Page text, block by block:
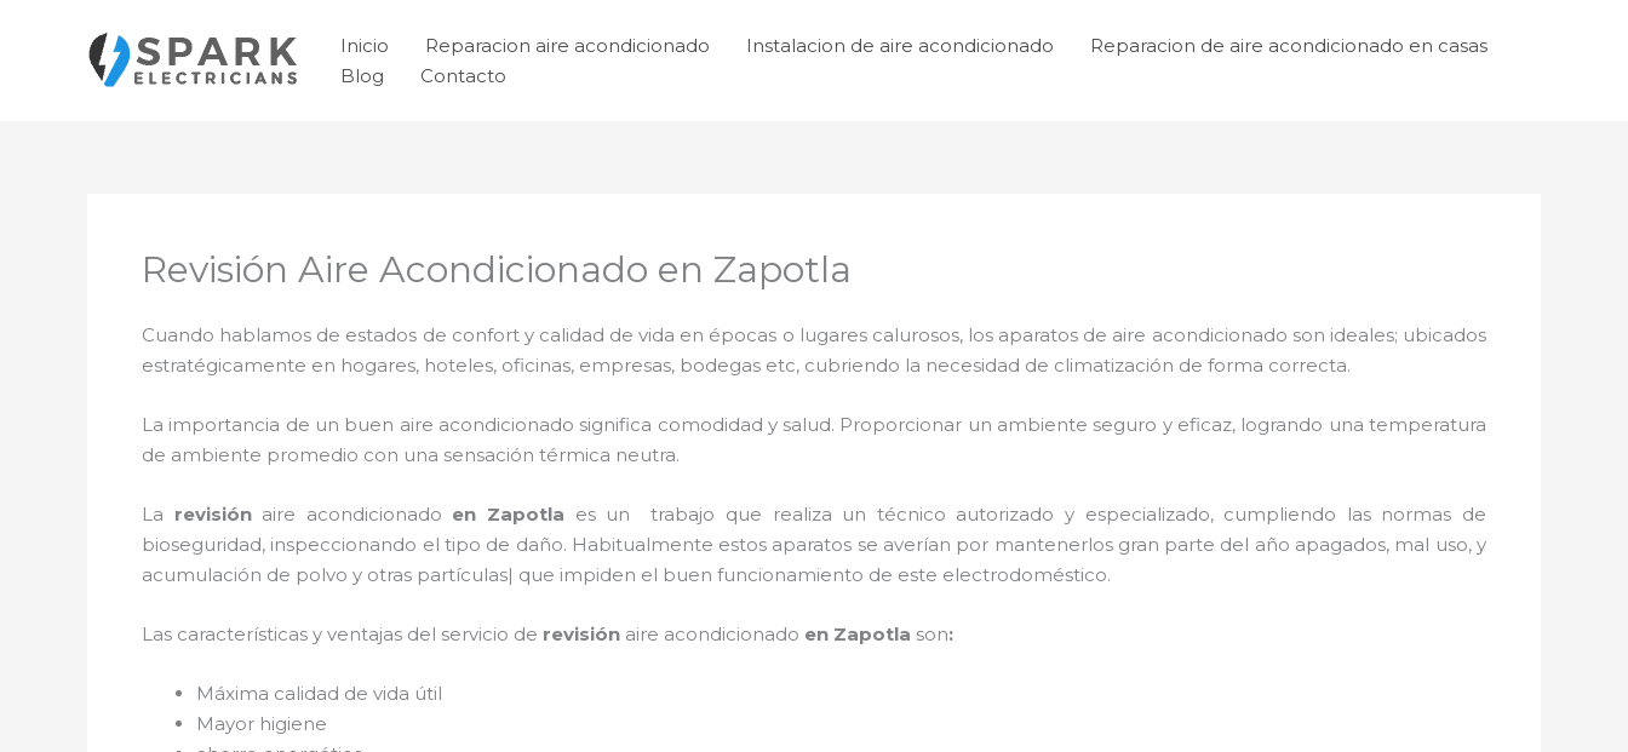
contenido
Inicio Reparacion aire acondicionado Instalacion de aire acondicionado
Reparacion de aire acondicionado en casas
Blog
Contacto
Revisión Aire Acondicionado en Zapotla
Cuando hablamos de estados de confort y calidad de vida en épocas o lugares calurosos, los aparatos de aire acondicionado son ideales; ubicados
estratégicamente en hogares, hoteles, oficinas, empresas, bodegas etc, cubriendo la necesidad de climatización de forma correcta.
La importancia de un buen aire acondicionado significa comodidad y salud. Proporcionar un ambiente seguro y eficaz, logrando una temperatura
de ambiente promedio con una sensación térmica neutra.
La revisiónaire acondicionado en Zapotla es un
trabajo que realiza un técnico autorizado y especializado, cumpliendo las normas de
bioseguridad, inspeccionando el tipo de daño. Habitualmente estos aparatos se averían por mantenerlos gran parte del año apagados, mal uso, y
acumulación de polvo y otras partículas| que impiden el buen funcionamiento de este electrodoméstico.
Las características y ventajas del servicio de revisión aire acondicionado en Zapotla son:
Máxima calidad de vida útil
Mayor higiene